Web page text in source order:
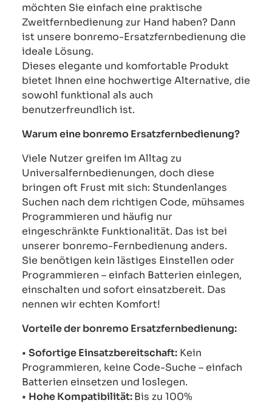
möchten Sie einfach eine praktische
Zweitfernbedienung zur Hand haben? Dann
ist unsere bonremo-Ersatzfernbedienung die
ideale Lösung.
Dieses elegante und komfortable Produkt
bietet Ihnen eine hochwertige Alternative, die
sowohl funktional als auch
benutzerfreundlich ist.
Warum eine bonremo Ersatzfernbedienung?
Viele Nutzer greifen im Alltag zu
Universalfernbedienungen, doch diese
bringen oft Frust mit sich: Stundenlanges
Suchen nach dem richtigen Code, mühsames
Programmieren und häufig nur
eingeschränkte Funktionalität. Das ist bei
unserer bonremo-Fernbedienung anders.
Sie benötigen kein lästiges Einstellen oder
Programmieren – einfach Batterien einlegen,
einschalten und sofort einsatzbereit. Das
nennen wir echten Komfort!
Vorteile der bonremo Ersatzfernbedienung:
• Sofortige Einsatzbereitschaft: Kein
Programmieren, keine Code-Suche – einfach
Batterien einsetzen und loslegen.
• Hohe Kompatibilität:Bis zu 100%